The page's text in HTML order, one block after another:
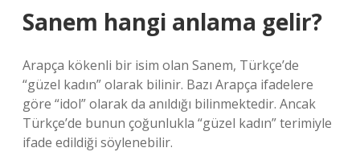
Sanem hangi anlama gelir?
Arapça kökenli bir isim olan Sanem, Türkçe’de
“güzel kadın” olarak bilinir. Bazı Arapça ifadelere
göre “idol” olarak da anıldığı bilinmektedir. Ancak
Türkçe’de bunun çoğunlukla “güzel kadın” terimiyle
ifade edildiği söylenebilir.